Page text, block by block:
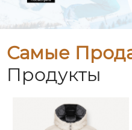
Самые
Продукты